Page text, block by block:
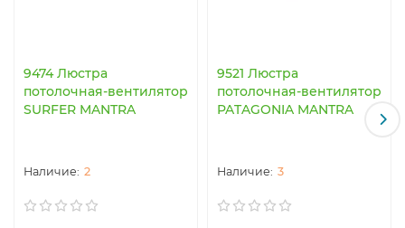
9474 Люстра
потолочная-вентилятор
SURFER MANTRA
2
9521 Люстра
потолочная-вентилятор
PATAGONIA MANTRA
3